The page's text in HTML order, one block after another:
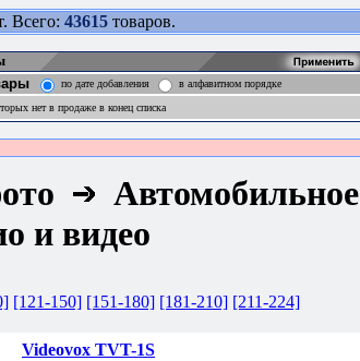
Всего: 43615 товаров.
по дате добавления
в алфавитном порядке
нет в продаже в конец списка
Автомобильное
и видео
[121-150] [151-180] [181-210] [211-224]
Videovox TVT-1S